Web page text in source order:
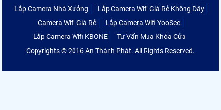
Lắp Camera Nhà Xưởng
Lắp Camera Wifi Giá Rẻ Không Dây
Camera Wifi Giá Rẻ
Lắp Camera Wifi YooSee
Lắp Camera Wifi KBONE
Tư Vấn Mua Khóa Cửa
Copyrights © 2016 An Thành Phát. All Rights Reserved.